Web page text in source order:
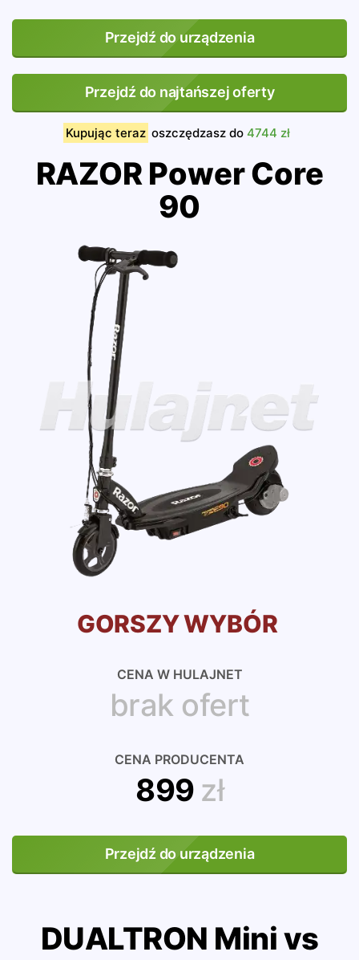
Przejdź do urządzenia
Przejdź do najtańszej oferty
Kupując teraz oszczędzasz do 4744 zł
RAZOR Power Core
90
GORSZY WYBÓR
CENA W HULAJNET
brak ofert
CENA PRODUCENTA
899 zł
Przejdź do urządzenia
DUALTRON Mini vs